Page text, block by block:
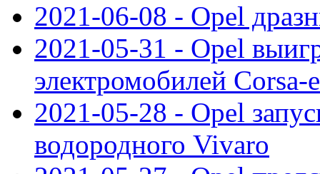
2021-06-08 - Opel
2021-05-31 - Opel
электромобилей Corsa-e
2021-05-28 - Opel
водородного Vivaro